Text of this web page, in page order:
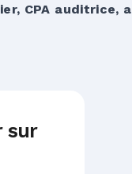
CPA auditrice,
sur